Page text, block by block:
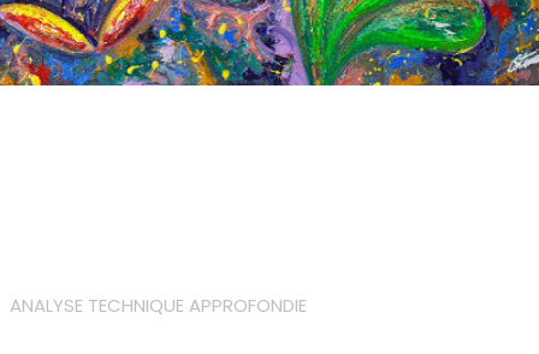
ANALYSE TECHNIQUE APPROFONDIE